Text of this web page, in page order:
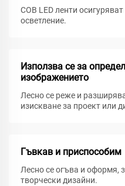
COB LED ленти
осветление.
Използва се за
изображението
Лесно се реже и
изискване за проект или
Гъвкав и приспособим
Лесно се огъва и оформя,
творчески дизайни.